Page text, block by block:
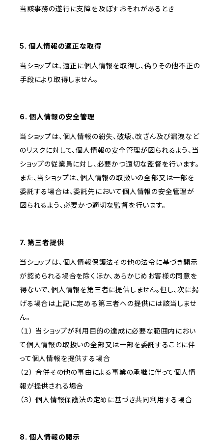
当該事務の遂行に支障を及ぼすおそれがあるとき
5. 個人情報の適正な取得
当ショップは、適正に個人情報を取得し、偽りその他不正の
手段により取得しません。
6. 個人情報の安全管理
当ショップは、個人情報の紛失、破壊、改ざん及び漏洩など
のリスクに対して、個人情報の安全管理が図られるよう、当
ショップの従業員に対し、必要かつ適切な監督を行います。
また、当ショップは、個人情報の取扱いの全部又は一部を
委託する場合は、委託先において個人情報の安全管理が
図られるよう、必要かつ適切な監督を行います。
7. 第三者提供
当ショップは、個人情報保護法その他の法令に基づき開示
が認められる場合を除くほか、あらかじめお客様の同意を
得ないで、個人情報を第三者に提供しません。但し、次に掲
げる場合は上記に定める第三者への提供には該当しませ
ん。
（１） 当ショップが利用目的の達成に必要な範囲内におい
て個人情報の取扱いの全部又は一部を委託することに伴
って個人情報を提供する場合
（２） 合併その他の事由による事業の承継に伴って個人情
報が提供される場合
（３） 個人情報保護法の定めに基づき共同利用する場合
8. 個人情報の開示